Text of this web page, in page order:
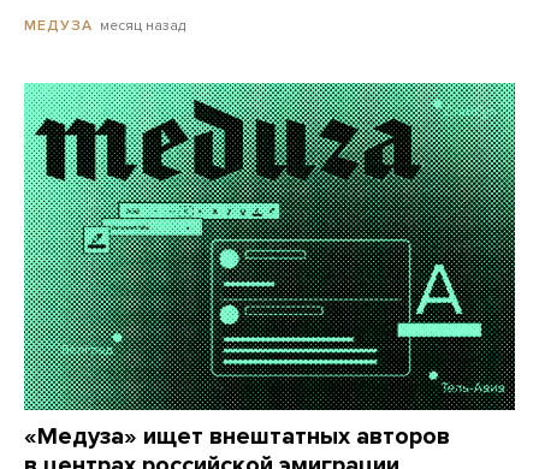
МЕДУЗА месяц назад
«Медуза» ищет внештатных авторов